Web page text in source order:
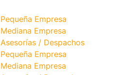
Pequeña Empresa
Mediana Empresa
Asesorías / Despachos
Pequeña Empresa
Mediana Empresa